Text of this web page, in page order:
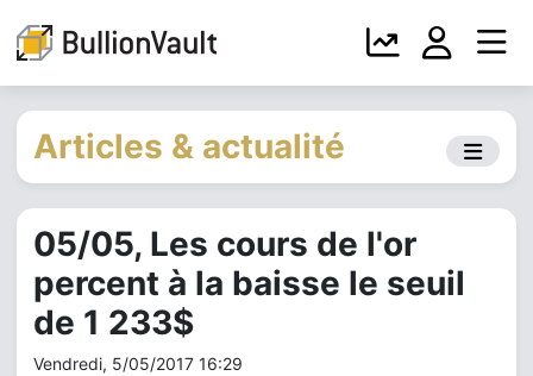
Articles & actualité
05/05, Les cours de l'or
percent à la baisse le seuil
de 1 233$
Vendredi, 5/05/2017 16:29